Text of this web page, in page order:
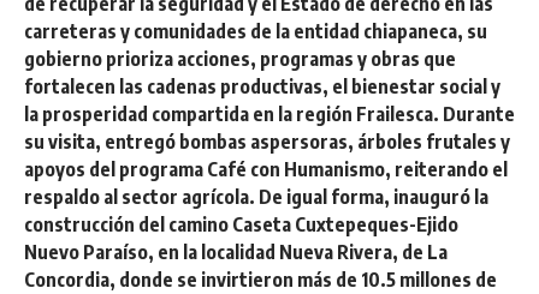
carreteras y comunidades de la entidad chiapaneca, su
gobierno prioriza acciones, programas y obras que
fortalecen las cadenas productivas, el bienestar social y
la prosperidad compartida en la región Frailesca. Durante
su visita, entregó bombas aspersoras, árboles frutales y
apoyos del programa Café con Humanismo, reiterando el
respaldo al sector agrícola. De igual forma, inauguró la
construcción del camino Caseta Cuxtepeques-Ejido
Nuevo Paraíso, en la localidad Nueva Rivera, de La
Concordia, donde se invirtieron más de 10.5 millones de